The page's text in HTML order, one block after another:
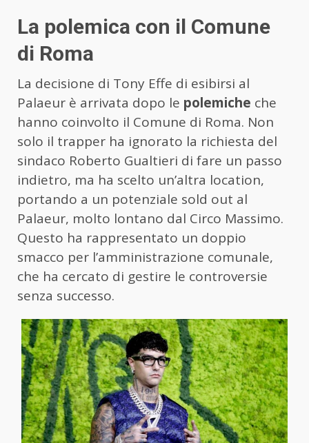
La polemica con il Comune
di Roma
La decisione di Tony Effe di esibirsi al
Palaeur è arrivata dopo le polemiche che
hanno coinvolto il Comune di Roma. Non
solo il trapper ha ignorato la richiesta del
sindaco Roberto Gualtieri di fare un passo
indietro, ma ha scelto un’altra location,
portando a un potenziale sold out al
Palaeur, molto lontano dal Circo Massimo.
Questo ha rappresentato un doppio
smacco per l’amministrazione comunale,
che ha cercato di gestire le controversie
senza successo.